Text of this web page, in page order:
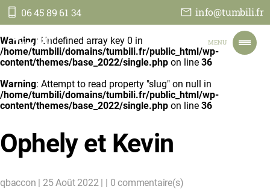
06 45 89 61 34 info@tumbili.fr
Tumbili MENU
ACCUEIL
NOS VOYAGES
TOUT SUR NOUS
JE PARS EN TANZANIE
CONTACT
FAIRE UN DON
Warning: Undefined array key 0 in
/home/tumbili/domains/tumbili.fr/public_html/wp-
content/themes/base_2022/single.php on line 36
Warning: Attempt to read property "slug" on null in
/home/tumbili/domains/tumbili.fr/public_html/wp-
content/themes/base_2022/single.php on line 36
Ophely et Kevin
qbaccon | 25 Août 2022 | | 0 commentaire(s)